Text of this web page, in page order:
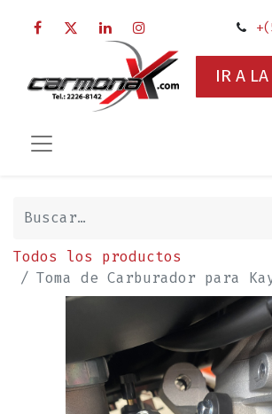
IR A
Todos los productos
Toma de Carburador para